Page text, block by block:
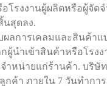
โรงงานผู้ผลิตหรือผู้จัด
นสุดลง.
ผลการเคลมและสินค้าแ
กผู้นำเข้าสินค้าหรือโรง
ำหน่ายแก่ร้านค้า. บริษั
กค้า ภายใน 7 วันทำกา